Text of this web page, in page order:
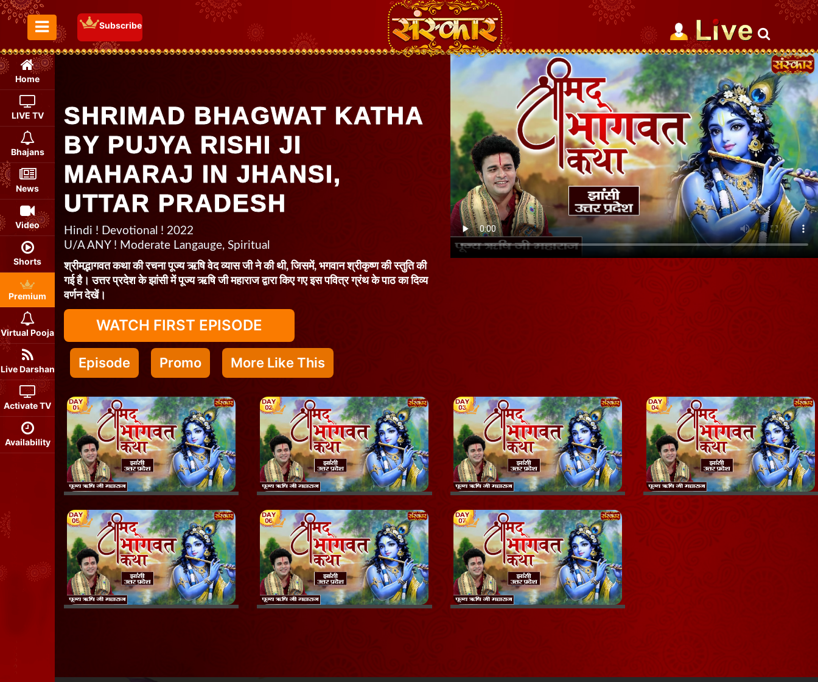
Toggle Menu
Subscribe
Home
LIVE TV
Bhajans
News
Video
Shorts
Premium
Virtual Pooja
Live Darshan
Activate TV
Availability
SHRIMAD BHAGWAT KATHA
BY PUJYA RISHI JI
MAHARAJ IN JHANSI,
UTTAR PRADESH
Hindi ! Devotional ! 2022
U/A ANY ! Moderate Langauge, Spiritual
श्रीमद्भागवत कथा की रचना पूज्य ऋषि वेद व्यास जी ने की थी, जिसमें, भगवान श्रीकृष्ण की स्तुति की
गई है। उत्तर प्रदेश के झांसी में पूज्य ऋषि जी महाराज द्वारा किए गए इस पवित्र ग्रंथ के पाठ का दिव्य
वर्णन देखें।
WATCH FIRST EPISODE
Episode Promo More Like This